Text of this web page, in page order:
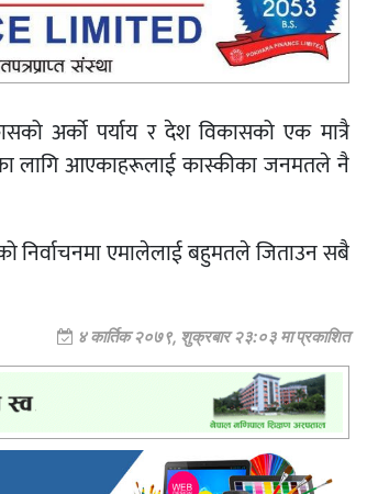
अर्को पर्याय र देश विकासको एक मात्रै
लागि आएकाहरूलाई कास्कीका जनमतले नै
निर्वाचनमा एमालेलाई बहुमतले जिताउन सबै
४ कार्तिक २०७९, शुक्रबार २३:०३ मा प्रकाशित